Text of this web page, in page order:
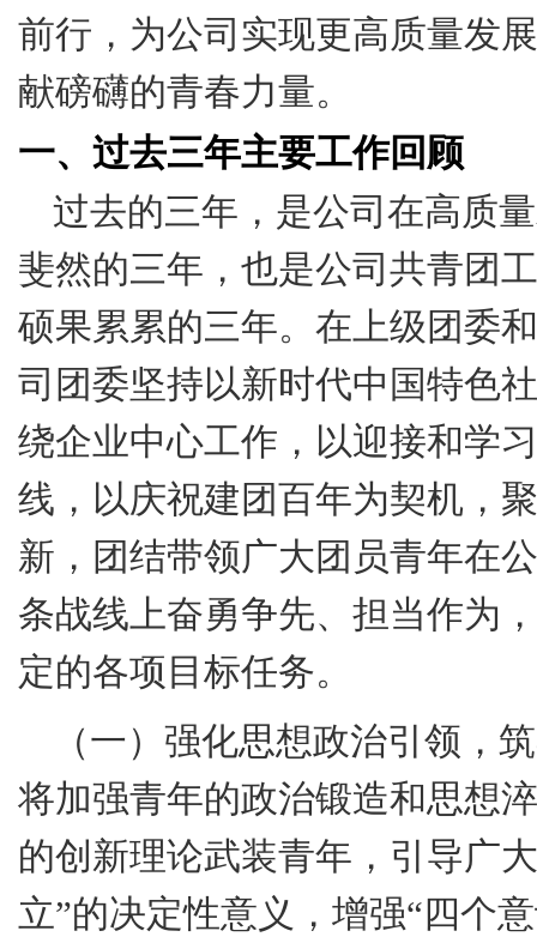
前行，为公司实现更高质量发
献磅礴的青春力量。
一、过去三年主要工作回顾
过去的三年，是公司在高质
斐然的三年，也是公司共青团
硕果累累的三年。在上级团委
司团委坚持以新时代中国特色
绕企业中心工作，以迎接和学
线，以庆祝建团百年为契机，
新，团结带领广大团员青年在
条战线上奋勇争先、担当作为
定的各项目标任务。
（一）强化思想政治引领，
将加强青年的政治锻造和思想
的创新理论武装青年，引导广
立”的决定性意义，增强“四个